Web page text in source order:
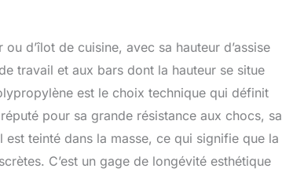
d’îlot de cuisine, avec sa hauteur d’assise
travail et aux bars dont la hauteur se situe
est le choix technique qui définit
pour sa grande résistance aux chocs, sa
teinté dans la masse, ce qui signifie que la
C’est un gage de longévité esthétique